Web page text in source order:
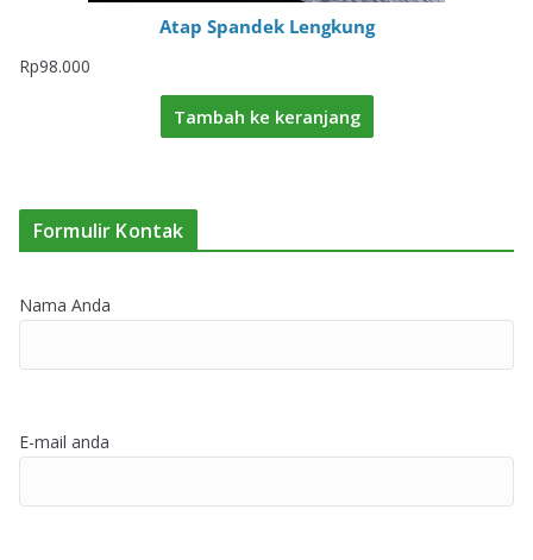
Atap Spandek Lengkung
Rp98.000
Tambah ke keranjang
Formulir Kontak
Nama Anda
E-mail anda